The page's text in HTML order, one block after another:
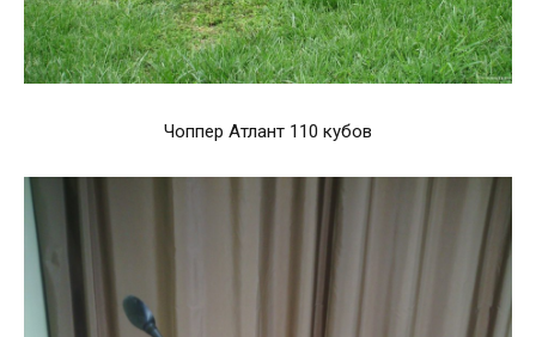
Чоппер Атлант 110 кубов